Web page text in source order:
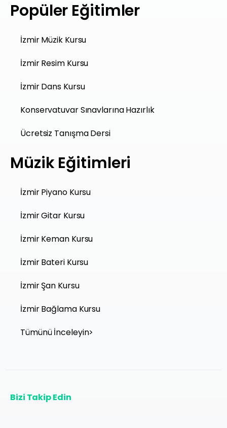
Popüler Eğitimler
İzmir Müzik Kursu
İzmir Resim Kursu
İzmir Dans Kursu
Konservatuvar Sınavlarına Hazırlık
Ücretsiz Tanışma Dersi
Müzik Eğitimleri
İzmir Piyano Kursu
İzmir Gitar Kursu
İzmir Keman Kursu
İzmir Bateri Kursu
İzmir Şan Kursu
İzmir Bağlama Kursu
Tümünü İnceleyin>
Bizi Takip Edin